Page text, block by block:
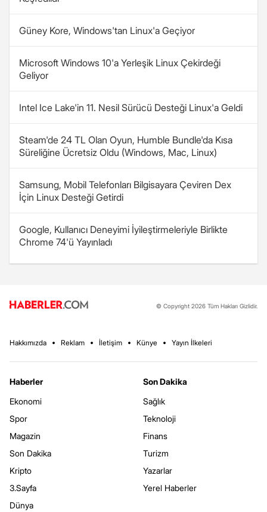
Güney Kore, Windows'tan Linux'a Geçiyor
Microsoft Windows 10'a Yerleşik Linux Çekirdeği
Geliyor
Intel Ice Lake'in 11. Nesil Sürücü Desteği Linux'a Geldi
Steam'de 24 TL Olan Oyun, Humble Bundle'da Kısa
Süreliğine Ücretsiz Oldu (Windows, Mac, Linux)
Samsung, Mobil Telefonları Bilgisayara Çeviren Dex
İçin Linux Desteği Getirdi
Google, Kullanıcı Deneyimi İyileştirmeleriyle Birlikte
Chrome 74'ü Yayınladı
© Copyright 2026 Tüm Hakları Gizlidir.
Hakkımızda Reklam İletişim Künye Yayın İlkeleri
Haberler
Ekonomi
Spor
Magazin
Son Dakika
Kripto
3.Sayfa
Dünya
Son Dakika
Sağlık
Teknoloji
Finans
Turizm
Yazarlar
Yerel Haberler